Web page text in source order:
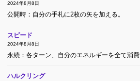
2024年8月8日
公開時：自分の手札に2枚の矢を加える。
スピード
2024年8月8日
永続：各ターン、自分のエネルギーを全て消費
ハルクリング